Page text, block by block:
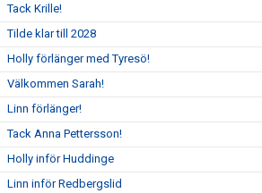
Tack Krille!
Tilde klar till 2028
Holly förlänger med Tyresö!
Välkommen Sarah!
Linn förlänger!
Tack Anna Pettersson!
Holly inför Huddinge
Linn inför Redbergslid